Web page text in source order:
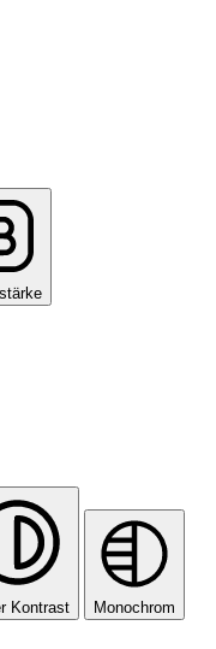
Kontrast Monochrom